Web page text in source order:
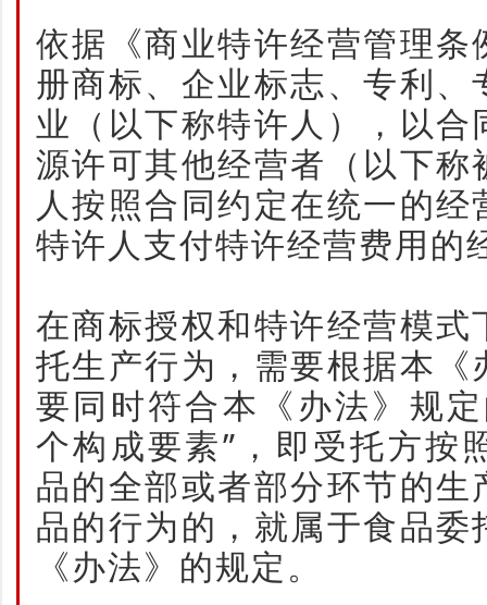
依据《商业特许经营管理
册商标、企业标志、专利
业（以下称特许人），以
源许可其他经营者（以下
人按照合同约定在统一的
特许人支付特许经营费用的
在商标授权和特许经营模
托生产行为，需要根据本
要同时符合本《办法》规
个构成要素”，即受托方按
品的全部或者部分环节的
品的行为的，就属于食品
《办法》的规定。